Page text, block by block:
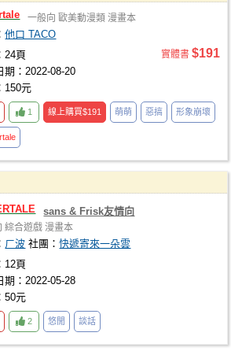
一般向 歐美動漫類 漫畫本
他口 TACO
24頁
期：2022-08-20
150元
實體書 $191
1 線上購買$191 萌萌 惡搞 形象崩壞
sans & Frisk友情向
綜合遊戲 漫畫本
ㄏ波 社團：快遞寄來一朵雲
12頁
期：2022-05-28
50元
2 悠閒 談話